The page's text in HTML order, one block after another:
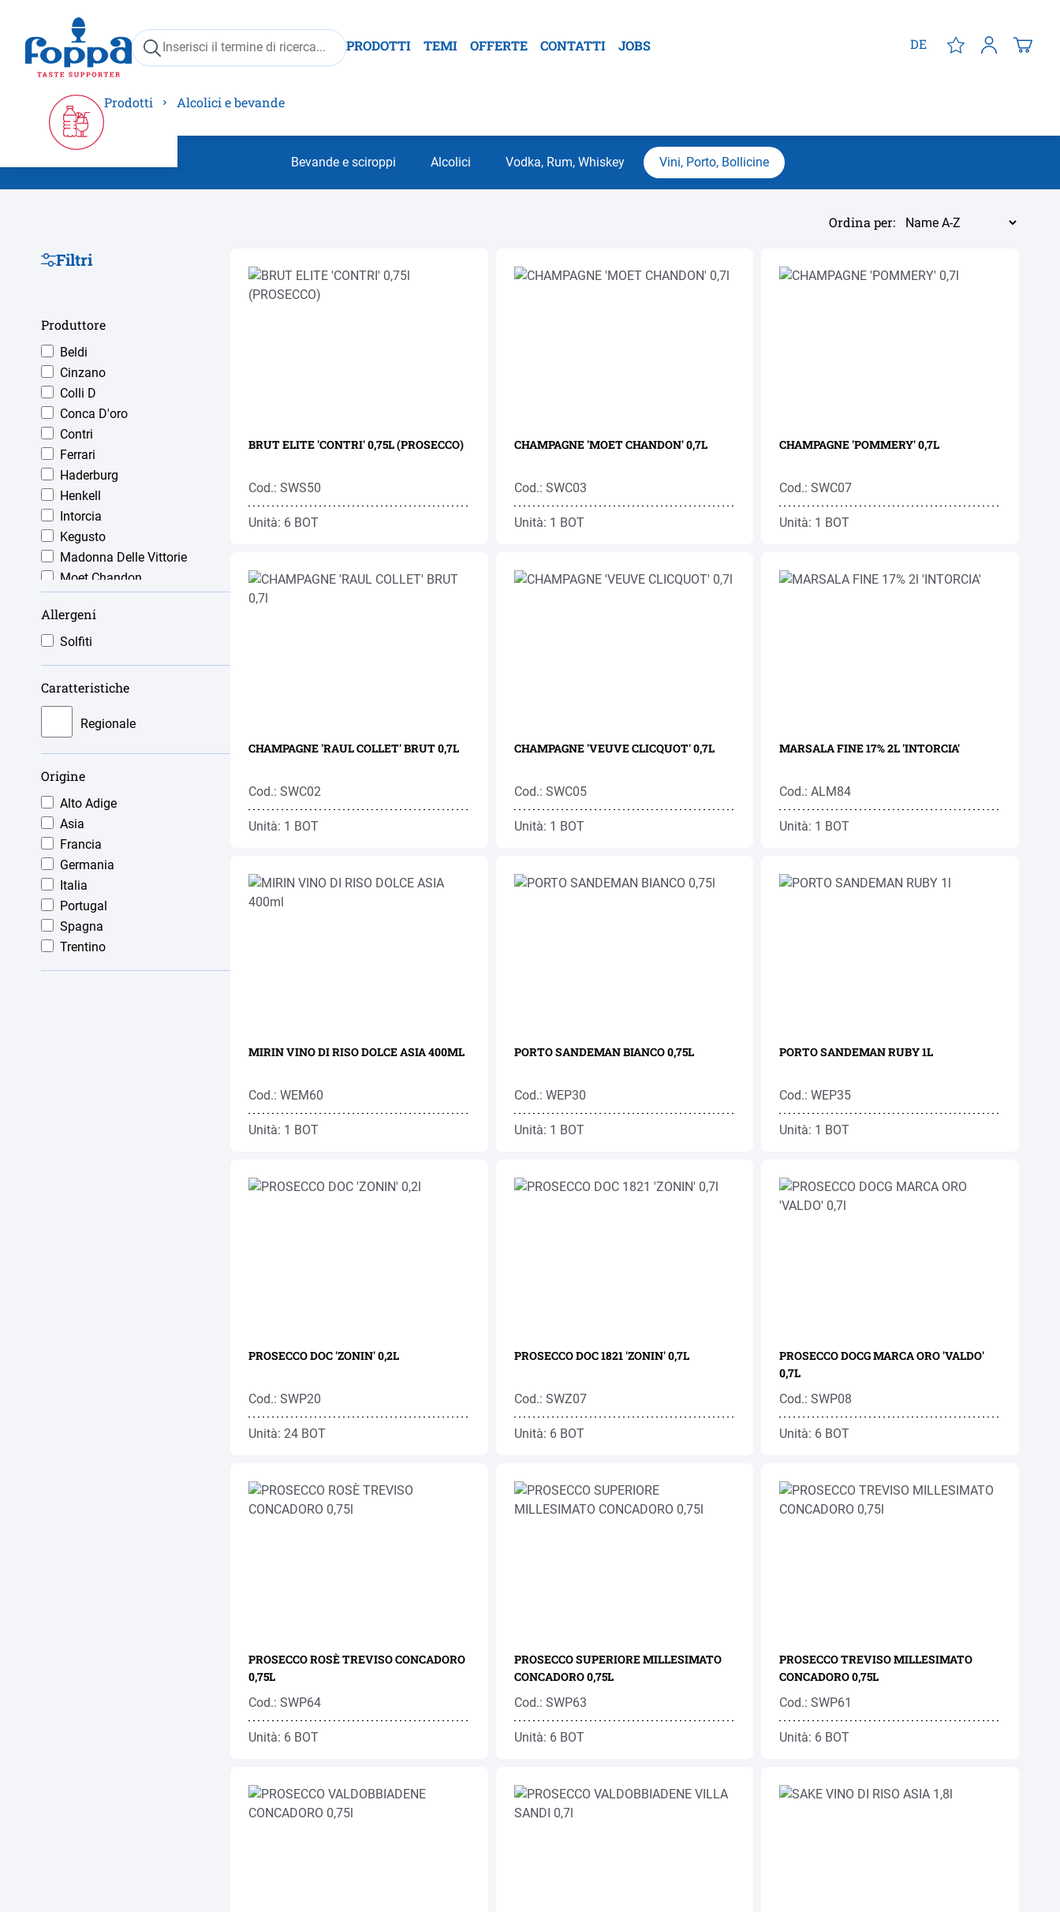
Passa alla navigazione principale
PRODOTTI TEMI OFFERTE CONTATTI JOBS DE
Prodotti Alcolici e bevande
Bevande e sciroppi Alcolici Vodka, Rum, Whiskey Vini, Porto, Bollicine
Filtri
Produttore
Beldi
Cinzano
Colli D
Conca D'oro
Contri
Ferrari
Haderburg
Henkell
Intorcia
Kegusto
Madonna Delle Vittorie
Moet Chandon
Raul Collet
Ronco
Tio Pepe
Veuve Clicquot
Villa Sandi
Allergeni
Solfiti
Caratteristiche
Regionale
Origine
Alto Adige
Asia
Francia
Germania
Italia
Portugal
Spagna
Trentino
Ordina per:
BRUT ELITE 'CONTRI' 0,75L (PROSECCO)
Cod.: SWS50
Unità: 6 BOT
CHAMPAGNE 'MOET CHANDON' 0,7L
Cod.: SWC03
Unità: 1 BOT
CHAMPAGNE 'POMMERY' 0,7L
Cod.: SWC07
Unità: 1 BOT
CHAMPAGNE 'RAUL COLLET' BRUT 0,7L
Cod.: SWC02
Unità: 1 BOT
CHAMPAGNE 'VEUVE CLICQUOT' 0,7L
Cod.: SWC05
Unità: 1 BOT
MARSALA FINE 17% 2L 'INTORCIA'
Cod.: ALM84
Unità: 1 BOT
MIRIN VINO DI RISO DOLCE ASIA 400ML
Cod.: WEM60
Unità: 1 BOT
PORTO SANDEMAN BIANCO 0,75L
Cod.: WEP30
Unità: 1 BOT
PORTO SANDEMAN RUBY 1L
Cod.: WEP35
Unità: 1 BOT
PROSECCO DOC 'ZONIN' 0,2L
Cod.: SWP20
Unità: 24 BOT
PROSECCO DOC 1821 'ZONIN' 0,7L
Cod.: SWZ07
Unità: 6 BOT
PROSECCO DOCG MARCA ORO 'VALDO'
0,7L
Cod.: SWP08
Unità: 6 BOT
PROSECCO ROSÈ TREVISO CONCADORO
0,75L
Cod.: SWP64
Unità: 6 BOT
PROSECCO SUPERIORE MILLESIMATO
CONCADORO 0,75L
Cod.: SWP63
Unità: 6 BOT
PROSECCO TREVISO MILLESIMATO
CONCADORO 0,75L
Cod.: SWP61
Unità: 6 BOT